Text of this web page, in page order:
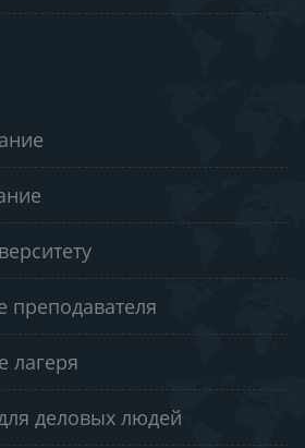
преподавателя
лагеря
деловых людей